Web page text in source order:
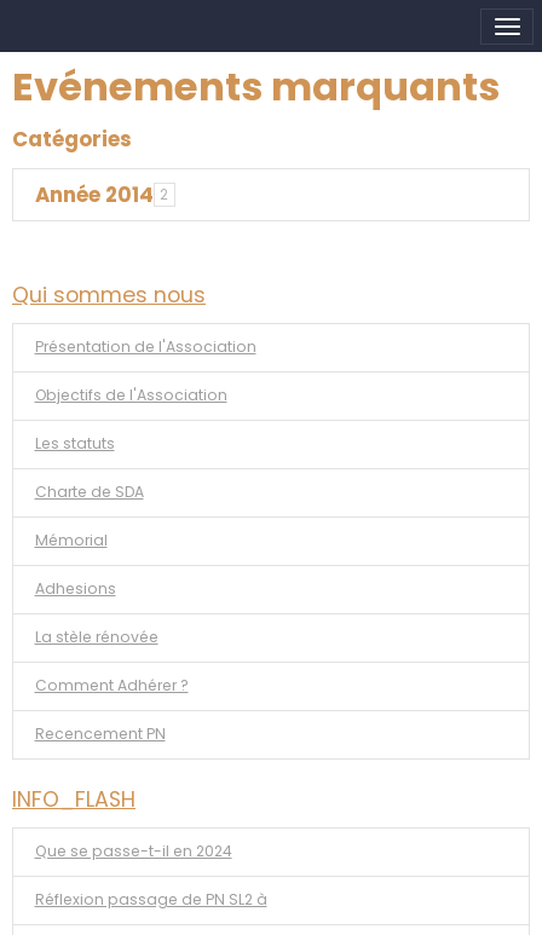
Evénements marquants
Catégories
Année 2014 2
Qui sommes nous
Présentation de l'Association
Objectifs de l'Association
Les statuts
Charte de SDA
Mémorial
Adhesions
La stèle rénovée
Comment Adhérer ?
Recencement PN
INFO_FLASH
Que se passe-t-il en 2024
Réflexion passage de PN SL2 à